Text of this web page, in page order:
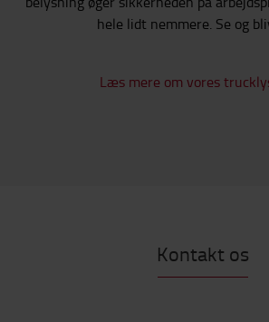
hele lidt nemmere. Se og
Læs mere om vores
Kontakt os